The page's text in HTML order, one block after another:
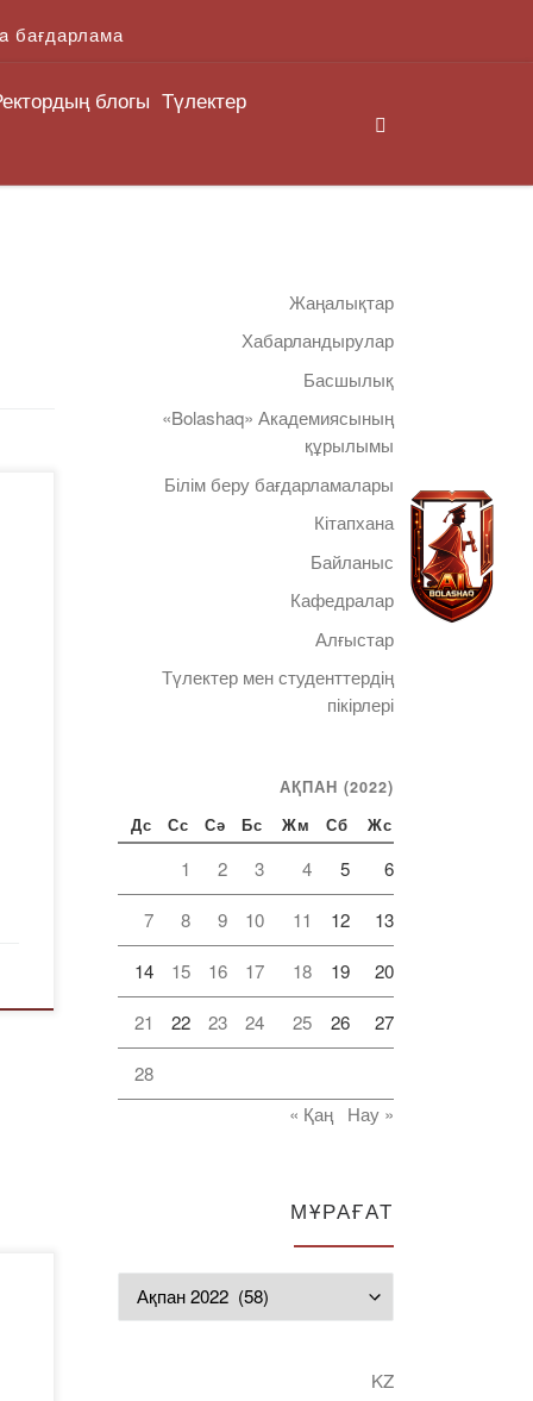
бағдарлама
блогы Түлектер
Жаңалықтар
Хабарландырулар
Басшылық
«Bolashaq» Академиясының
құрылымы
Білім беру бағдарламалары
Кітапхана
Байланыс
Кафедралар
Алғыстар
Түлектер мен студенттердің
пікірлері
АҚПАН (2022)
Дс Сс Сә Бс Жм Сб Жс
1 2 3 4 5 6
7 8 9 10 11 12 13
14 15 16 17 18 19 20
21 22 23 24 25 26 27
28
« Қаң
Нау »
МҰРАҒАТ
KZ
Telegram